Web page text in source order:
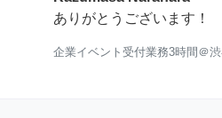
ありがとうございます！
企業イベント受付業務3時間＠